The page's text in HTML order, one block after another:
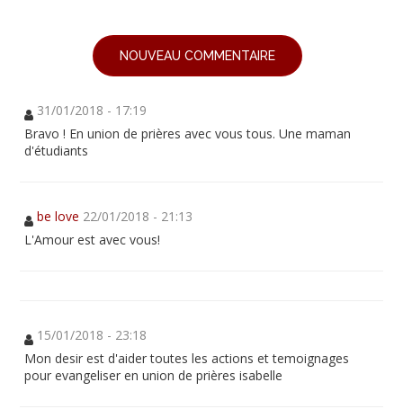
NOUVEAU COMMENTAIRE
31/01/2018 - 17:19
Bravo ! En union de prières avec vous tous. Une maman
d'étudiants
be love 22/01/2018 - 21:13
L'Amour est avec vous!
15/01/2018 - 23:18
Mon desir est d'aider toutes les actions et temoignages
pour evangeliser en union de prières isabelle